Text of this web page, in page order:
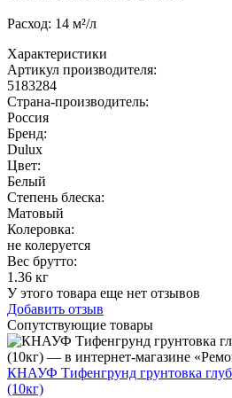
Расход: 14 м²/л
Характеристики
Артикул производителя:
5183284
Страна-производитель:
Россия
Бренд:
Dulux
Цвет:
Белый
Степень блеска:
Матовый
Колеровка:
не колеруется
Вес брутто:
1.36 кг
У этого товара еще нет отзывов
Добавить отзыв
Сопутствующие товары
КНАУФ Тифенгрунд грунтовка
(10кг)